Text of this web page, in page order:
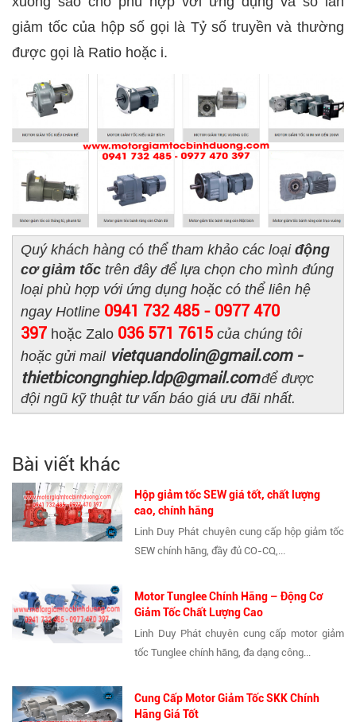
giảm tốc của hộp số gọi là Tỷ số truyền và thường
được gọi là Ratio hoặc i.
Quý khách hàng có thể tham khảo các loại động
cơ giảm tốc trên đây để lựa chọn cho mình đúng
loại phù hợp với ứng dụng hoặc có thể liên hệ
ngay Hotline 0941 732 485 - 0977 470
397 hoặc Zalo 036 571 7615 của chúng tôi
hoặc gửi mail vietquandolin@gmail.com -
thietbicongnghiep.ldp@gmail.comđể được
đội ngũ kỹ thuật tư vấn báo giá ưu đãi nhất.
Bài viết khác
Hộp giảm tốc SEW giá tốt, chất lượng
cao, chính hãng
Linh Duy Phát chuyên cung cấp hộp giảm tốc
SEW chính hãng, đầy đủ CO-CQ,...
Motor Tunglee Chính Hãng – Động Cơ
Giảm Tốc Chất Lượng Cao
Linh Duy Phát chuyên cung cấp motor giảm
tốc Tunglee chính hãng, đa dạng công...
Cung Cấp Motor Giảm Tốc SKK Chính
Hãng Giá Tốt